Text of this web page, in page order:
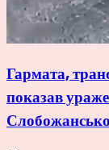
Гармата,
показав